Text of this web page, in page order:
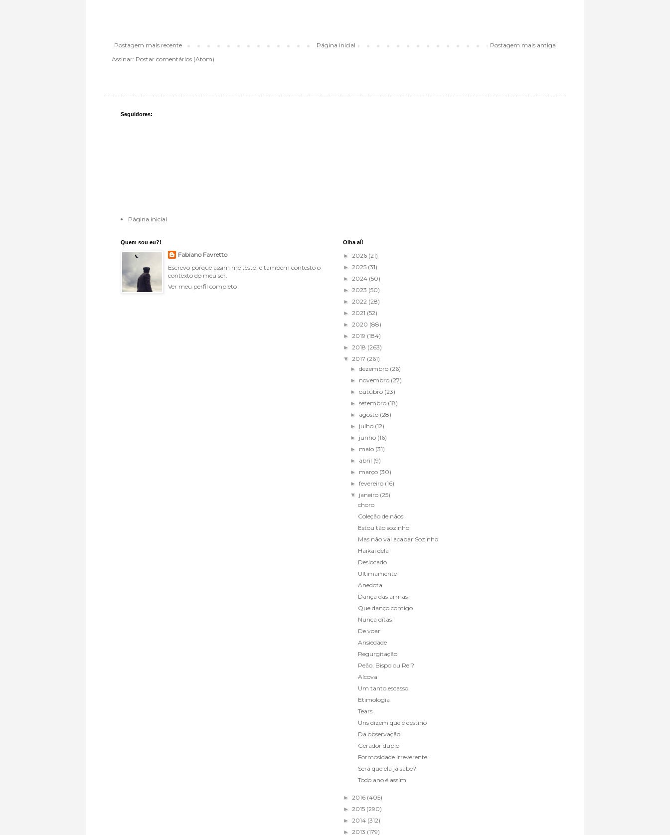
Postagem mais recente Postagem mais antiga
Página inicial
Assinar: Postar comentários (Atom)
Seguidores:
Página inicial
Quem sou eu?!
Fabiano Favretto
Escrevo porque assim me testo, e também contesto o
contexto do meu ser.
Ver meu perfil completo
Olha aí!
► 2026 (21)
► 2025 (31)
► 2024 (50)
► 2023 (50)
► 2022 (28)
► 2021 (52)
► 2020 (88)
► 2019 (184)
► 2018 (263)
▼ 2017 (261)
►dezembro (26)
► novembro (27)
►outubro (23)
►setembro (18)
► agosto (28)
► julho (12)
► junho (16)
► maio (31)
► abril (9)
► março (30)
►fevereiro (16)
▼ janeiro (25)
choro
Coleção de nãos
Estou tão sozinho
Mas não vai acabar Sozinho
Haikai dela
Deslocado
Ultimamente
Anedota
Dança das armas
Que danço contigo
Nunca ditas
De voar
Ansiedade
Regurgitação
Peão, Bispo ou Rei?
Alcova
Um tanto escasso
Etimologia
Tears
Uns dizem que é destino
Da observação
Gerador duplo
Formosidade irreverente
Será que ela já sabe?
Todo ano é assim
► 2016 (405)
► 2015 (290)
► 2014 (312)
► 2013 (179)